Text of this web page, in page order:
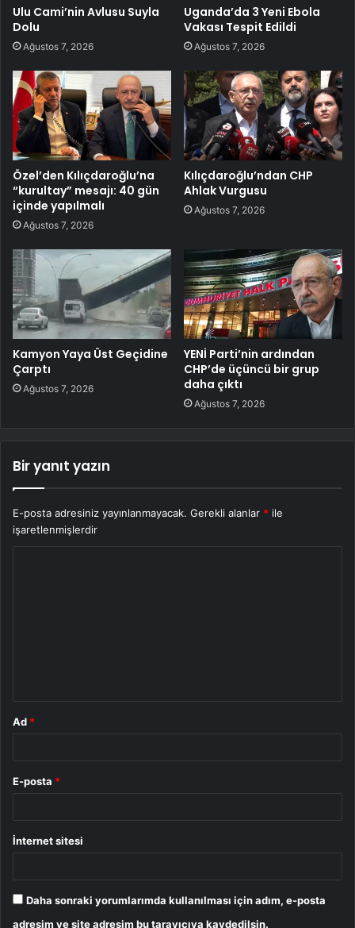
Ulu Cami’nin Avlusu Suyla
Dolu
Ağustos 7, 2026
Uganda’da 3 Yeni Ebola
Vakası Tespit Edildi
Ağustos 7, 2026
Özel’den Kılıçdaroğlu’na
“kurultay” mesajı: 40 gün
içinde yapılmalı
Ağustos 7, 2026
Kılıçdaroğlu’ndan CHP
Ahlak Vurgusu
Ağustos 7, 2026
Kamyon Yaya Üst Geçidine
Çarptı
Ağustos 7, 2026
YENİ Parti’nin ardından
CHP’de üçüncü bir grup
daha çıktı
Ağustos 7, 2026
Bir yanıt yazın
E-posta adresiniz yayınlanmayacak. Gerekli alanlar * ile
işaretlenmişlerdir
Ad *
E-posta *
İnternet sitesi
Daha sonraki yorumlarımda kullanılması için adım, e-posta
adresim ve site adresim bu tarayıcıya kaydedilsin.